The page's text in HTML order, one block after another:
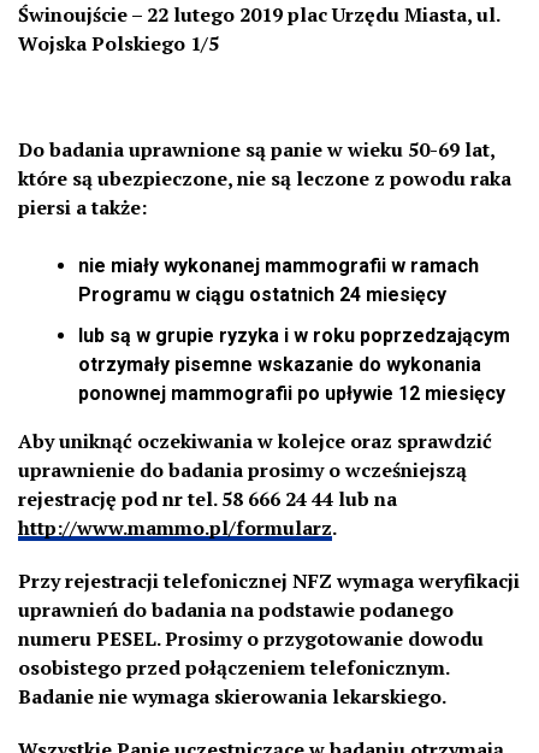
Świnoujście – 22 lutego 2019 plac Urzędu Miasta, ul.
Wojska Polskiego 1/5
Do badania uprawnione są panie w wieku 50-69 lat,
które są ubezpieczone, nie są leczone z powodu raka
piersi a także:
nie miały wykonanej mammografii w ramach
Programu w ciągu ostatnich 24 miesięcy
lub są w grupie ryzyka i w roku poprzedzającym
otrzymały pisemne wskazanie do wykonania
ponownej mammografii po upływie 12 miesięcy
Aby uniknąć oczekiwania w kolejce oraz sprawdzić
uprawnienie do badania prosimy o wcześniejszą
rejestrację pod nr tel. 58 666 24 44 lub na
http://www.mammo.pl/formularz.
Przy rejestracji telefonicznej NFZ wymaga weryfikacji
uprawnień do badania na podstawie podanego
numeru PESEL. Prosimy o przygotowanie dowodu
osobistego przed połączeniem telefonicznym.
Badanie nie wymaga skierowania lekarskiego.